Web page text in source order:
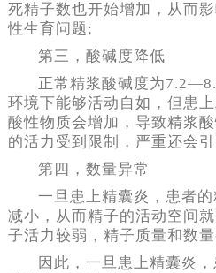
死精子数也开始增加，从而
性生育问题;
第三，酸碱度降低
正常精浆酸碱度为
环境下能够活动自如，但患
酸性物质会增加，导致精浆
的活力受到限制，严重还会
第四，数量异常
一旦患上精囊炎，患者
减小，从而精子的活动空间
子活力较弱，精子质量和数
因此，一旦患上精囊炎